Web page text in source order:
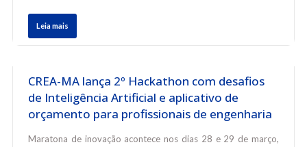
Leia mais
CREA-MA lança 2º Hackathon com desafios
de Inteligência Artificial e aplicativo de
orçamento para profissionais de engenharia
Maratona de inovação acontece nos dias 28 e 29 de março,